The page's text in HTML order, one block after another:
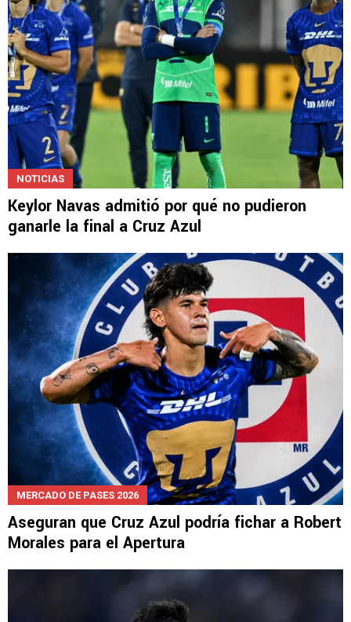
NOTICIAS
Keylor Navas admitió por qué no pudieron
ganarle la final a Cruz Azul
MERCADO DE PASES 2026
Aseguran que Cruz Azul podría fichar a Robert
Morales para el Apertura